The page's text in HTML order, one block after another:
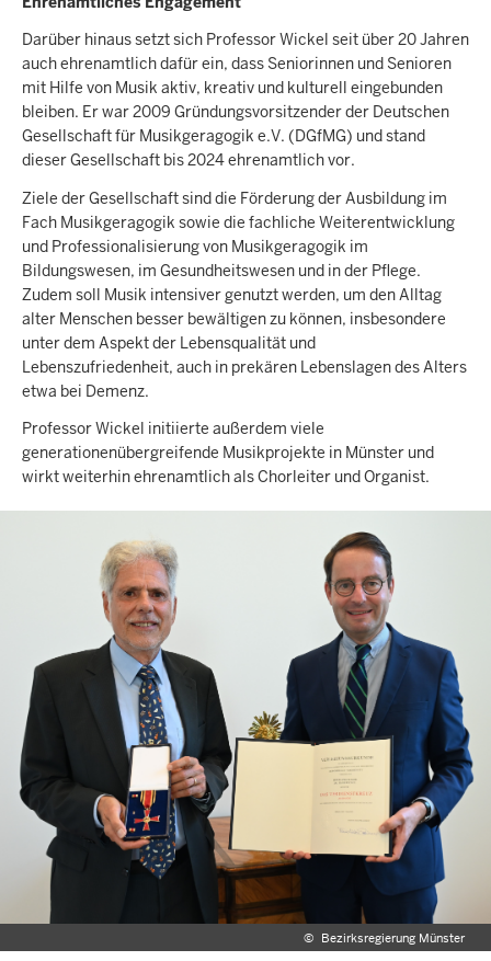
Darüber hinaus setzt sich Professor Wickel seit über 20 Jahren
auch ehrenamtlich dafür ein, dass Seniorinnen und Senioren
mit Hilfe von Musik aktiv, kreativ und kulturell eingebunden
bleiben. Er war 2009 Gründungsvorsitzender der Deutschen
Gesellschaft für Musikgeragogik e.V. (DGfMG) und stand
dieser Gesellschaft bis 2024 ehrenamtlich vor.
Ziele der Gesellschaft sind die Förderung der Ausbildung im
Fach Musikgeragogik sowie die fachliche Weiterentwicklung
und Professionalisierung von Musikgeragogik im
Bildungswesen, im Gesundheitswesen und in der Pflege.
Zudem soll Musik intensiver genutzt werden, um den Alltag
alter Menschen besser bewältigen zu können, insbesondere
unter dem Aspekt der Lebensqualität und
Lebenszufriedenheit, auch in prekären Lebenslagen des Alters
etwa bei Demenz.
Professor Wickel initiierte außerdem viele
generationenübergreifende Musikprojekte in Münster und
wirkt weiterhin ehrenamtlich als Chorleiter und Organist.
© Bezirksregierung Münster